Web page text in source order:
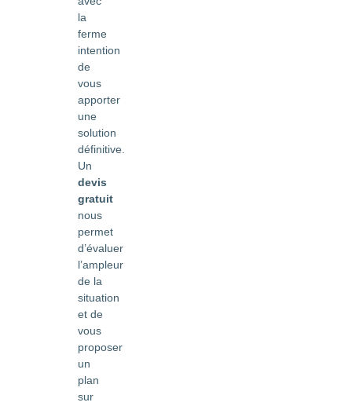
la
ferme
intention
de
vous
apporter
une
solution
définitive.
Un
devis
gratuit
nous
permet
d’évaluer
l’ampleur
de la
situation
et de
vous
proposer
un
plan
sur